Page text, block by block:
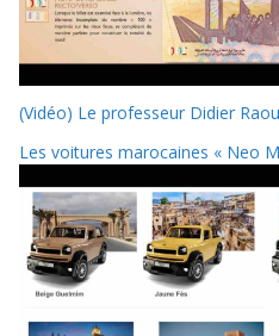
(Vidéo) Le professeur Didier
Les voitures marocaines « Neo